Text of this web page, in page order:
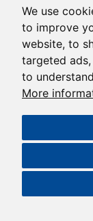
We use
to improve
website, to
targeted
to
More
Download full size